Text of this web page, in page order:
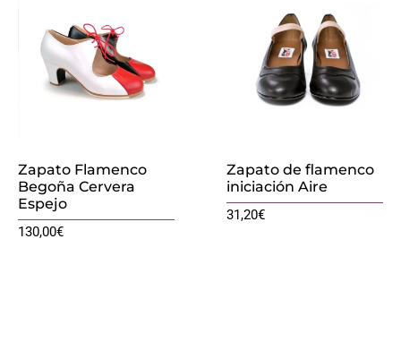
Zapato Flamenco
Begoña Cervera
Espejo
130,00€
Zapato de flamenco
iniciación Aire
31,20€